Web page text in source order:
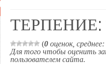
ТЕРПЕНИЕ:
(0 оценок, среднее:
Для того чтобы оценить
пользователем сайта.